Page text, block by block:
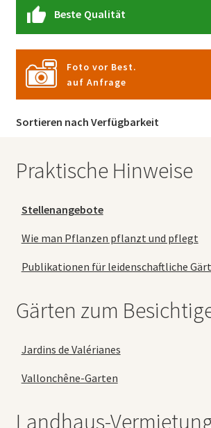
Beste Qualität
Foto vor Best.
auf Anfrage
Sortieren nach Verfügbarkeit
Praktische Hinweise
Stellenangebote
Wie man Pflanzen pflanzt und pflegt
Publikationen für leidenschaftliche
Gärten zum
Jardins de Valérianes
Vallonchêne-Garten
Landhaus-